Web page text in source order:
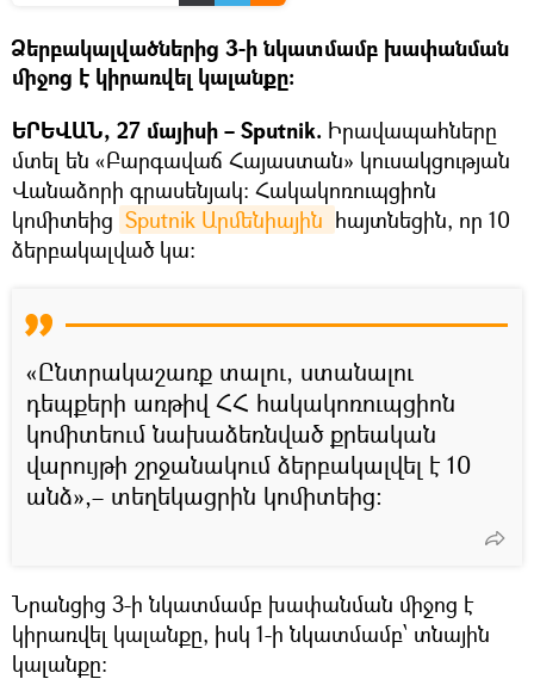
Ձերբակալվածներից 3-ի նկատմամբ խափանման
միջոց է կիրառվել կալանքը։
ԵՐԵՎԱՆ, 27 մայիսի – Sputnik. Իրավապահները
մտել են «Բարգավաճ Հայաստան» կուսակցության
Վանաձորի գրասենյակ։ Հակակոռուպցիոն
կոմիտեից Sputnik Արմենիային հայտնեցին, որ 10
ձերբակալված կա։
«Ընտրակաշառք տալու, ստանալու
դեպքերի առթիվ ՀՀ հակակոռուպցիոն
կոմիտեում նախաձեռնված քրեական
վարույթի շրջանակում ձերբակալվել է 10
անձ»,– տեղեկացրին կոմիտեից։
Նրանցից 3-ի նկատմամբ խափանման միջոց է
կիրառվել կալանքը, իսկ 1-ի նկատմամբ՝ տնային
կալանքը։